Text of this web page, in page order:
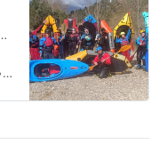
Packrafting